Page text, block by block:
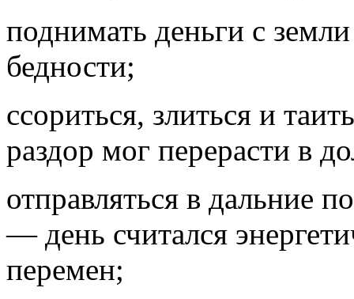
поднимать деньги с
бедности;
ссориться, злиться и
раздор мог перерасти в
отправляться в дальние
— день считался
перемен;